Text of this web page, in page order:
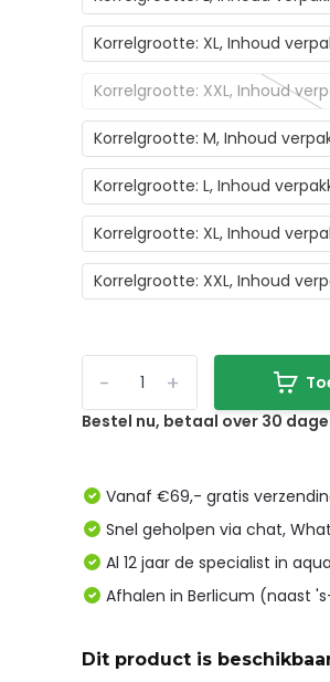
Korrelgrootte: XL, Inhoud
Korrelgrootte: XXL, Inhoud
Korrelgrootte: M, Inhoud
Korrelgrootte: L, Inhoud
Korrelgrootte: XL, Inhoud
Korrelgrootte: XXL, Inhoud
+
-
Bestel nu, betaal over 30
Vanaf €69,- gratis
Snel geholpen via chat,
Al 12 jaar de specialist in
Afhalen in Berlicum (naast
Dit product is